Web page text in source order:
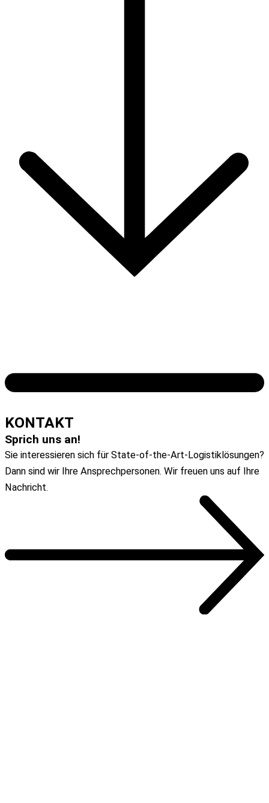
KONTAKT
Sprich uns an!
Sie interessieren sich für State-of-the-Art-Logistiklösungen?
Dann sind wir Ihre Ansprechpersonen. Wir freuen uns auf Ihre
Nachricht.